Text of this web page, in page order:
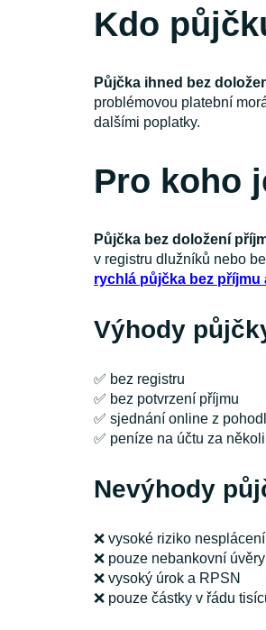
Kdo
Půjčka ihned bez
problémovou platební
dalšími poplatky.
Pro koho
Půjčka bez doložení
v registru dlužníků nebo
rychlá půjčka bez příjmu
Výhody
✅ bez registru
✅ bez potvrzení příjmu
✅ sjednání online z
✅ peníze na účtu za
Nevýhody
❌ vysoké riziko nesplácení
❌ pouze nebankovní úvěry
❌ vysoký úrok a RPSN
❌ pouze částky v řádu